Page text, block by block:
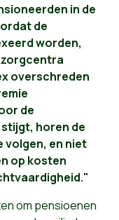
in de
de
worden,
overschreden
de
horen de
volgen, en niet
op kosten
om pensioenen